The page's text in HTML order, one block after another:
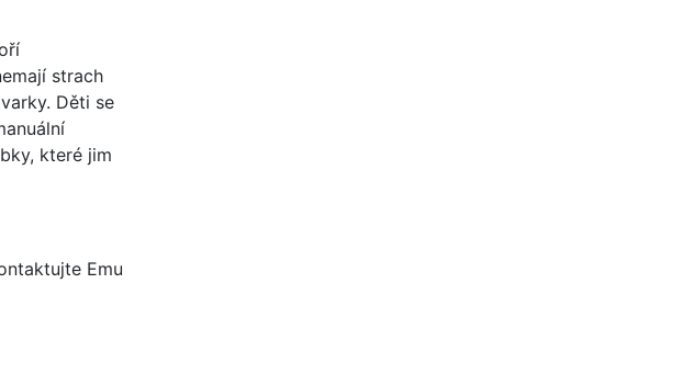
strach
Děti se
které jim
Emu